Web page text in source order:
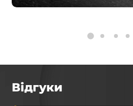
Відгуки